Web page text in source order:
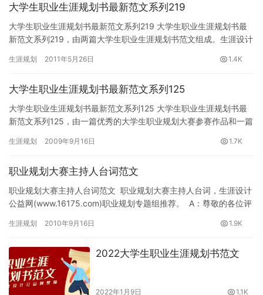
大学生职业生涯规划书最新范文系列219
大学生职业生涯规划书最新范文系列219 大学生职业生涯规划书最
新范文系列219，由两篇大学生职业生涯规划书范文组成。生涯设计
生涯规划 2011年5月26日 1.4K
大学生职业生涯规划书最新范文系列125
大学生职业生涯规划书最新范文系列125 大学生职业生涯规划书最
新范文系列125，由一篇优秀的大学生职业规划大赛参赛作品和一篇
生涯规划 2009年9月16日 1.7K
职业规划大赛主持人台词范文
职业规划大赛主持人台词范文 职业规划大赛主持人台词，生涯设计
公益网(www.16175.com)职业规划专题组推荐。 A：尊敬的各位评
生涯规划 2010年9月16日 1.9K
2022大学生职业生涯规划书范文
2022年1月9日 1.1K